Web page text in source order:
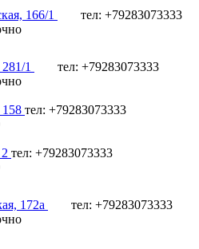
166/1
тел: +79283073333
1
тел: +79283073333
тел: +79283073333
тел: +79283073333
172а
тел: +79283073333